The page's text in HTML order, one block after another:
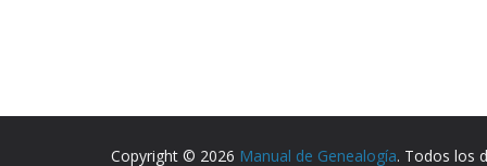
Copyright © 2026 Manual de Genealogía. Todos los